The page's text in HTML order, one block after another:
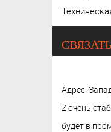
Адрес:
Z очень
будет в